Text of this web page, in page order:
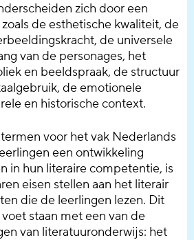
zich door een
de esthetische kwaliteit, de
de universele
van de personages, het
en beeldspraak, de structuur
de emotionele
en historische context.
voor het vak Nederlands
een ontwikkeling
in hun literaire competentie, is
eisen stellen aan het literair
die de leerlingen lezen. Dit
staan met een van de
van literatuuronderwijs: het